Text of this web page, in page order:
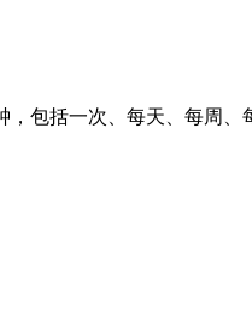
包括一次、每天、每周